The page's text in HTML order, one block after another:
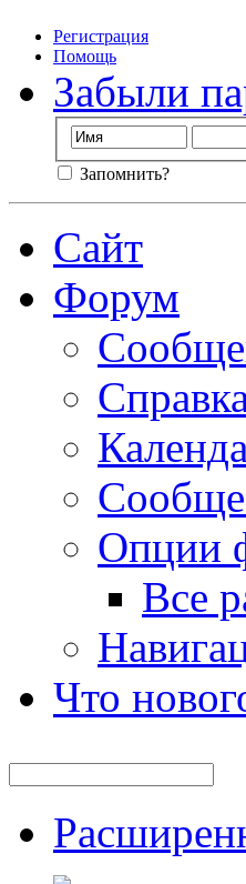
Регистрация
Помощь
Забыли
Запомнить?
Сайт
Форум
Справка
Опции
Все
Что